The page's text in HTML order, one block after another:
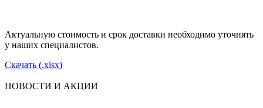
Актуальную стоимость и срок доставки необходимо уточнять
у наших специалистов.
Скачать (.xlsx)
НОВОСТИ И АКЦИИ